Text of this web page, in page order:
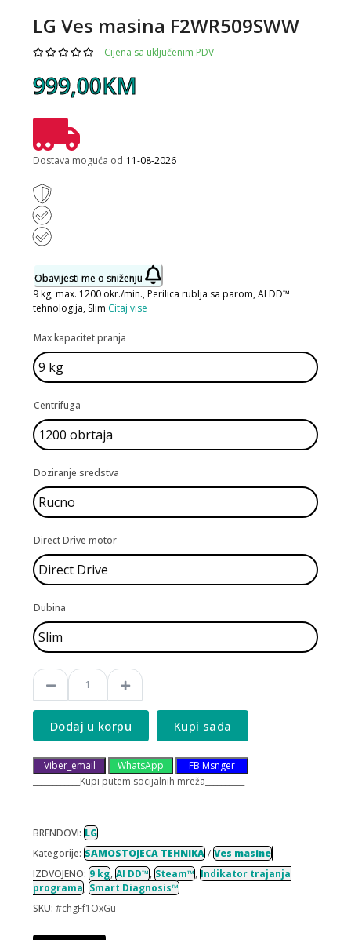
LG Ves masina F2WR509SWW
Cijena sa uključenim PDV
999,00KM
Dostava moguća od 11-08-2026
Obavijesti me o sniženju
9 kg, max. 1200 okr./min., Perilica rublja sa parom, AI DD™
tehnologija, Slim Citaj vise
Max kapacitet pranja
Centrifuga
Doziranje sredstva
Direct Drive motor
Dubina
Dodaj u korpu Kupi sada
Viber_email WhatsApp
FB Msnger
____________Kupi putem socijalnih mreža__________
BRENDOVI: LG
Kategorije: SAMOSTOJECA TEHNIKA / Ves masine
IZDVOJENO: 9 kg, AI DD™, Steam™, Indikator trajanja
programa, Smart Diagnosis™
SKU: #chgFf1OxGu